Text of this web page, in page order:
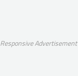
Responsive Advertisement